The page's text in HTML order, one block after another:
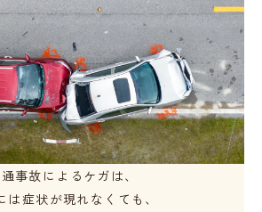
事故によるケガは、
は症状が現れなくても、